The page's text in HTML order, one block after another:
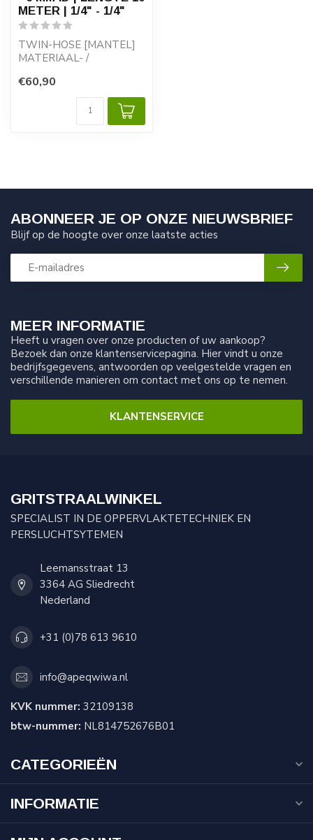
METER | 1/4" - 1/4"
TWIN-HOSE [MANTEL]
MATERIAAL- /
- lengte 10 meter
€60,90
MEER INFORMATIE
Heeft u vragen over onze producten of uw aankoop?
Bezoek dan onze klantenservicepagina. Hier vindt u onze
bedrijfsgegevens, antwoorden op veelgestelde vragen en
verschillende manieren om contact met ons op te nemen.
KLANTENSERVICE
ABONNEER JE OP ONZE NIEUWSBRIEF
Blijf op de hoogte over onze laatste acties
GRITSTRAALWINKEL
SPECIALIST IN DE OPPERVLAKTETECHNIEK EN
PERSLUCHTSYTEMEN
Leemansstraat 13
3364 AG Sliedrecht
Nederland
+31 (0)78 613 9610
info@apeqwiwa.nl
KVK nummer: 32109138
btw-nummer: NL814752676B01
CATEGORIEËN
INFORMATIE